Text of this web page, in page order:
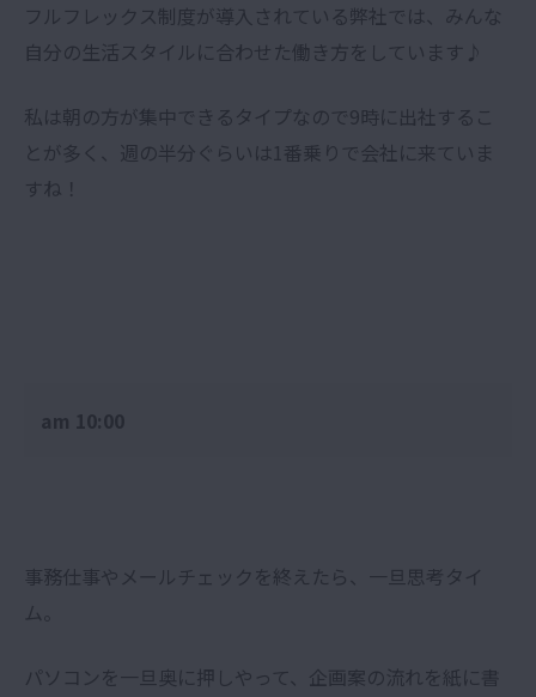
フルフレックス制度が導入されている弊社では、みんな
自分の生活スタイルに合わせた働き方をしています♪
私は朝の方が集中できるタイプなので9時に出社するこ
とが多く、週の半分ぐらいは1番乗りで会社に来ていま
すね！
am 10:00
事務仕事やメールチェックを終えたら、一旦思考タイ
ム。
パソコンを一旦奥に押しやって、企画案の流れを紙に書